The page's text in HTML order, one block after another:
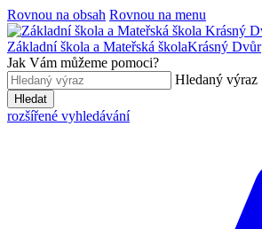
Rovnou na obsah Rovnou na menu
Základní škola a Mateřská školaKrásný Dvůr
Jak Vám můžeme pomoci?
Hledaný výraz
Hledat
rozšířené vyhledávání